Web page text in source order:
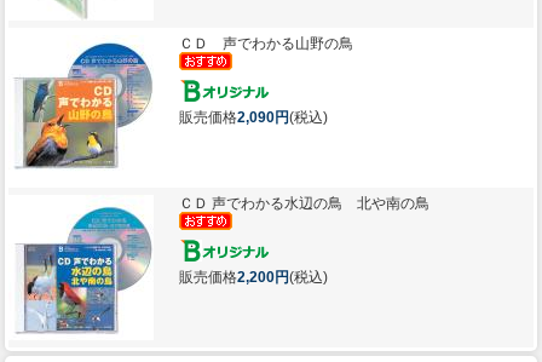
ＣＤ 声でわかる山野の鳥
販売価格2,090円(税込)
ＣＤ 声でわかる水辺の鳥 北や南の鳥
販売価格2,200円(税込)